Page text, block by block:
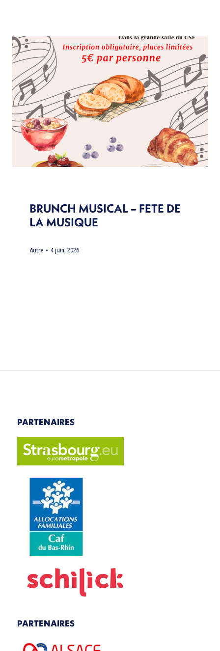
BRUNCH MUSICAL – FETE DE
LA MUSIQUE
Autre 4 juin, 2026
PARTENAIRES
PARTENAIRES